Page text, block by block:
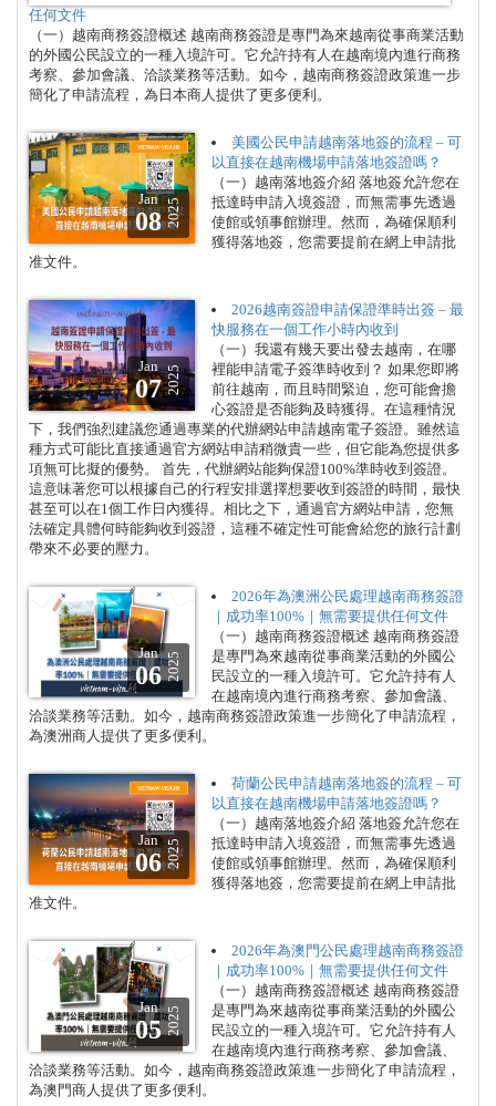
任何文件
（一）越南商務簽證概述 越南商務簽證是專門為來越南從事商業活動
的外國公民設立的一種入境許可。它允許持有人在越南境內進行商務
考察、參加會議、洽談業務等活動。如今，越南商務簽證政策進一步
簡化了申請流程，為日本商人提供了更多便利。
Jan
082025
美國公民申請越南落地簽的流程 – 可
以直接在越南機場申請落地簽證嗎？
（一）越南落地簽介紹 落地簽允許您在
抵達時申請入境簽證，而無需事先透過
使館或領事館辦理。然而，為確保順利
獲得落地簽，您需要提前在網上申請批
准文件。
Jan
072025
2026越南簽證申請保證準時出簽 – 最
快服務在一個工作小時內收到
（一）我還有幾天要出發去越南，在哪
裡能申請電子簽準時收到？ 如果您即將
前往越南，而且時間緊迫，您可能會擔
心簽證是否能夠及時獲得。在這種情況
下，我們強烈建議您通過專業的代辦網站申請越南電子簽證。雖然這
種方式可能比直接通過官方網站申請稍微貴一些，但它能為您提供多
項無可比擬的優勢。 首先，代辦網站能夠保證100%準時收到簽證。
這意味著您可以根據自己的行程安排選擇想要收到簽證的時間，最快
甚至可以在1個工作日內獲得。相比之下，通過官方網站申請，您無
法確定具體何時能夠收到簽證，這種不確定性可能會給您的旅行計劃
帶來不必要的壓力。
Jan
062025
2026年為澳洲公民處理越南商務簽證
｜成功率100%｜無需要提供任何文件
（一）越南商務簽證概述 越南商務簽證
是專門為來越南從事商業活動的外國公
民設立的一種入境許可。它允許持有人
在越南境內進行商務考察、參加會議、
洽談業務等活動。如今，越南商務簽證政策進一步簡化了申請流程，
為澳洲商人提供了更多便利。
Jan
062025
荷蘭公民申請越南落地簽的流程 – 可
以直接在越南機場申請落地簽證嗎？
（一）越南落地簽介紹 落地簽允許您在
抵達時申請入境簽證，而無需事先透過
使館或領事館辦理。然而，為確保順利
獲得落地簽，您需要提前在網上申請批
准文件。
Jan
052025
2026年為澳門公民處理越南商務簽證
｜成功率100%｜無需要提供任何文件
（一）越南商務簽證概述 越南商務簽證
是專門為來越南從事商業活動的外國公
民設立的一種入境許可。它允許持有人
在越南境內進行商務考察、參加會議、
洽談業務等活動。如今，越南商務簽證政策進一步簡化了申請流程，
為澳門商人提供了更多便利。